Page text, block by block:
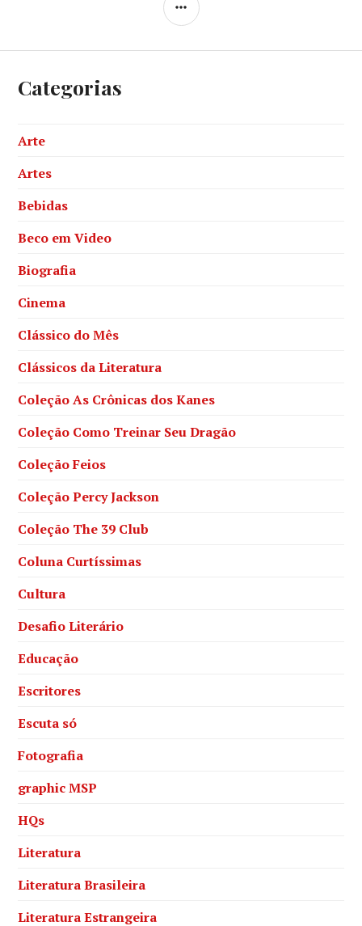
Categorias
Arte
Artes
Bebidas
Beco em Video
Biografia
Cinema
Clássico do Mês
Clássicos da Literatura
Coleção As Crônicas dos Kanes
Coleção Como Treinar Seu Dragão
Coleção Feios
Coleção Percy Jackson
Coleção The 39 Club
Coluna Curtíssimas
Cultura
Desafio Literário
Educação
Escritores
Escuta só
Fotografia
graphic MSP
HQs
Literatura
Literatura Brasileira
Literatura Estrangeira